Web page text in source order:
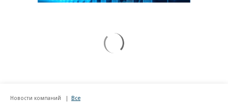
Новости компаний Все